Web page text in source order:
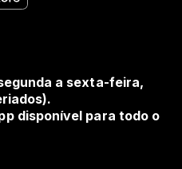
a sexta-feira,
disponível para todo o